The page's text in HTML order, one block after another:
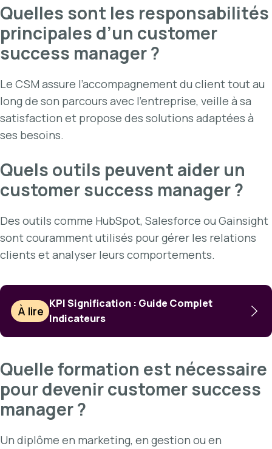
Quelles sont les responsabilités
principales d’un customer
success manager ?
Le CSM assure l’accompagnement du client tout au
long de son parcours avec l’entreprise, veille à sa
satisfaction et propose des solutions adaptées à
ses besoins.
Quels outils peuvent aider un
customer success manager ?
Des outils comme HubSpot, Salesforce ou Gainsight
sont couramment utilisés pour gérer les relations
clients et analyser leurs comportements.
À lire
KPI Signification : Guide Complet
Indicateurs
Quelle formation est nécessaire
pour devenir customer success
manager ?
Un diplôme en marketing, en gestion ou en